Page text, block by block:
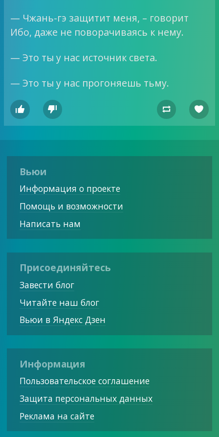
— Чжань-гэ защитит меня, – говорит
Ибо, даже не поворачиваясь к нему.
— Это ты у нас источник света.
— Это ты у нас прогоняешь тьму.
   
Вьюи
Информация о проекте
Помощь и возможности
Написать нам
Присоединяйтесь
Завести блог
Читайте наш блог
Вьюи в Яндекс Дзен
Информация
Пользовательское соглашение
Защита персональных данных
Реклама на сайте